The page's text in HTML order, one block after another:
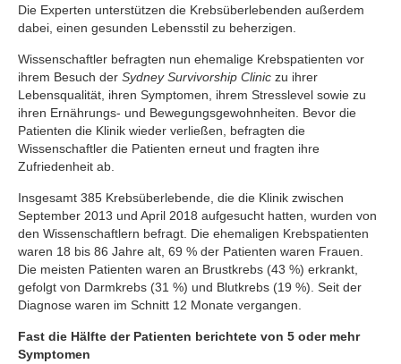
Die Experten unterstützen die Krebsüberlebenden außerdem
dabei, einen gesunden Lebensstil zu beherzigen.
Wissenschaftler befragten nun ehemalige Krebspatienten vor
ihrem Besuch der Sydney Survivorship Clinic zu ihrer
Lebensqualität, ihren Symptomen, ihrem Stresslevel sowie zu
ihren Ernährungs- und Bewegungsgewohnheiten. Bevor die
Patienten die Klinik wieder verließen, befragten die
Wissenschaftler die Patienten erneut und fragten ihre
Zufriedenheit ab.
Insgesamt 385 Krebsüberlebende, die die Klinik zwischen
September 2013 und April 2018 aufgesucht hatten, wurden von
den Wissenschaftlern befragt. Die ehemaligen Krebspatienten
waren 18 bis 86 Jahre alt, 69 % der Patienten waren Frauen.
Die meisten Patienten waren an Brustkrebs (43 %) erkrankt,
gefolgt von Darmkrebs (31 %) und Blutkrebs (19 %). Seit der
Diagnose waren im Schnitt 12 Monate vergangen.
Fast die Hälfte der Patienten berichtete von 5 oder mehr
Symptomen